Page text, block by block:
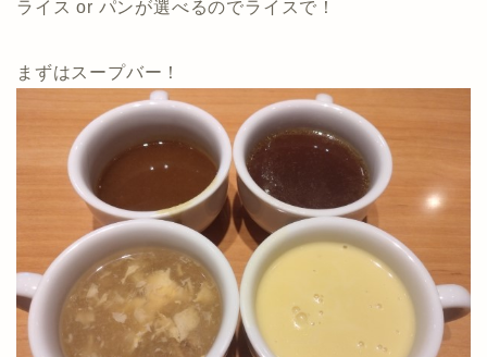
ライス or パンが選べるのでライスで！
まずはスープバー！